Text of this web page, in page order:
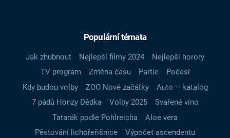
Populární témata
Jak zhubnout Nejlepší filmy 2024
Nejlepší horory
TV program
Změna času Partie
Počasí
Kdy budou volby
ZOO Nové začátky
Auto – katalog
7 pádů Honzy Dědka
Volby 2025
Svařené víno
Tatarák podle Pohlreicha
Aloe vera
Pěstování lichořeřišnice
Výpočet ascendentu